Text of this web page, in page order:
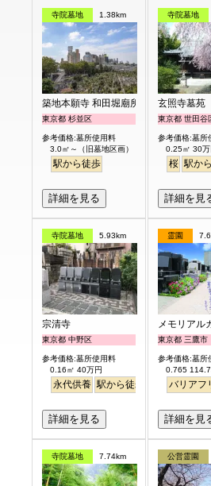
寺院墓地 1.38km
築地本願寺 和田堀廟所
東京都 杉並区
参考価格:墓所使用料
3.0㎡～（旧墓地区画） 都度お見積り
駅から徒歩
詳細を見る
寺院墓地
玄照寺墓苑
東京都 世田谷
参考価格:墓所
0.25㎡ 30万
桜 駅か
詳細を見
寺院墓地 5.93km
宗清寺
東京都 中野区
参考価格:墓所使用料
0.16㎡ 40万円
永代供養 駅から徒歩
詳細を見る
霊園
メモリアル
東京都 三鷹市
参考価格:墓所
0.765
バリアフ
詳細を見
寺院墓地 7.74km 公営霊園